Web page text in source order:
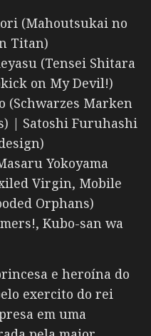
(Mahoutsukai no
Titan)
(Tensei Shitara
on My Devil!)
(Schwarzes Marken
| Satoshi Furuhashi
Yokoyama
Virgin, Mobile
Orphans)
Kubo-san wa
e heroína do
exercito do rei
em uma